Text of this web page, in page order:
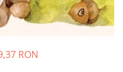
RON